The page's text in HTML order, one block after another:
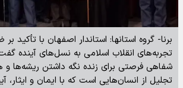
برنا- گروه استانها: استاندار اصفهان با تأکید
تجربه‌های انقلاب اسلامی به نسل‌های آینده
شفاهی فرصتی برای زنده نگه داشتن ریشه‌ها و
تجلیل از انسان‌هایی است که با ایمان و ایثار،